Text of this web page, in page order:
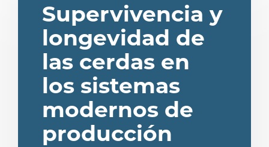
Supervivencia y
longevidad de
las cerdas en
los sistemas
modernos de
producción